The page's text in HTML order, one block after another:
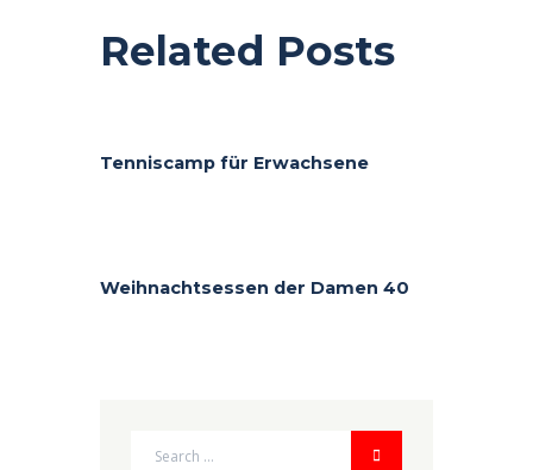
Related Posts
Tenniscamp für Erwachsene
Weihnachtsessen der Damen 40